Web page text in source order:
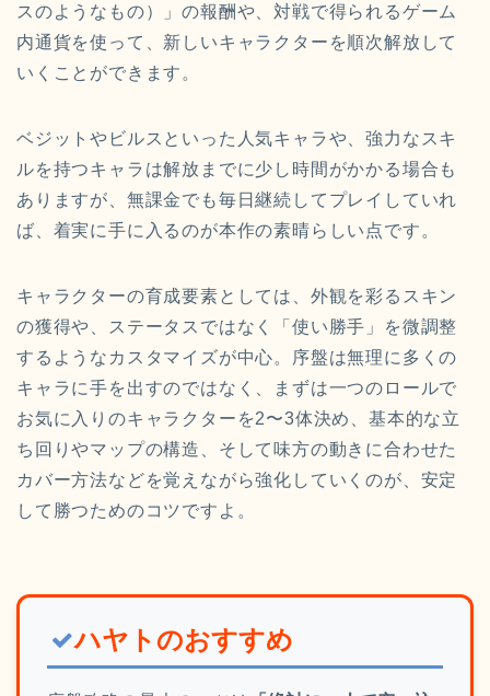
スのようなもの）」の報酬や、対戦で得られるゲーム
内通貨を使って、新しいキャラクターを順次解放して
いくことができます。
ベジットやビルスといった人気キャラや、強力なスキ
ルを持つキャラは解放までに少し時間がかかる場合も
ありますが、無課金でも毎日継続してプレイしていれ
ば、着実に手に入るのが本作の素晴らしい点です。
キャラクターの育成要素としては、外観を彩るスキン
の獲得や、ステータスではなく「使い勝手」を微調整
するようなカスタマイズが中心。序盤は無理に多くの
キャラに手を出すのではなく、まずは一つのロールで
お気に入りのキャラクターを2〜3体決め、基本的な立
ち回りやマップの構造、そして味方の動きに合わせた
カバー方法などを覚えながら強化していくのが、安定
して勝つためのコツですよ。
ハヤトのおすすめ